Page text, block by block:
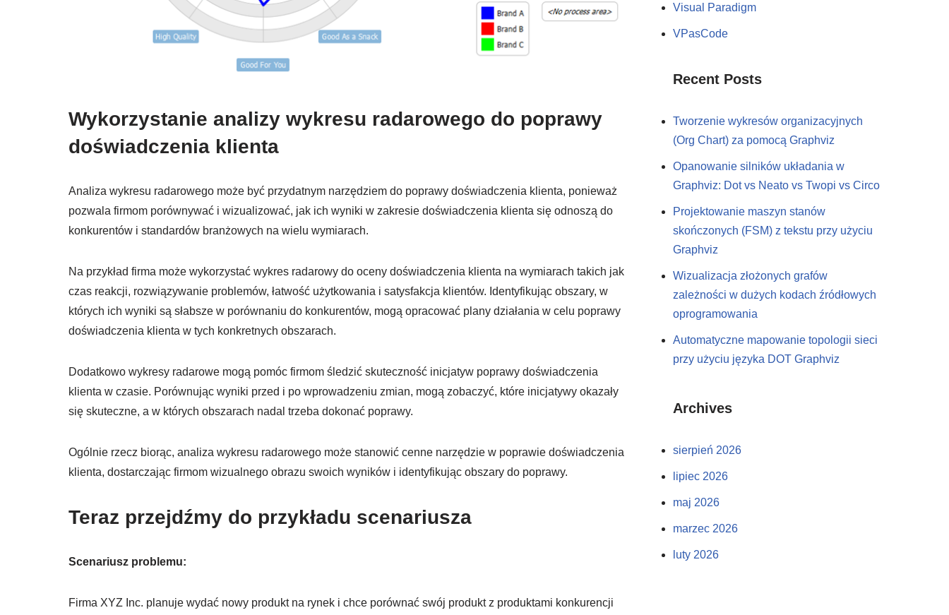
Wykorzystanie analizy wykresu radarowego do poprawy
doświadczenia klienta
Analiza wykresu radarowego może być przydatnym narzędziem do poprawy doświadczenia klienta, ponieważ
pozwala firmom porównywać i wizualizować, jak ich wyniki w zakresie doświadczenia klienta się odnoszą do
konkurentów i standardów branżowych na wielu wymiarach.
Na przykład firma może wykorzystać wykres radarowy do oceny doświadczenia klienta na wymiarach takich jak
czas reakcji, rozwiązywanie problemów, łatwość użytkowania i satysfakcja klientów. Identyfikując obszary, w
których ich wyniki są słabsze w porównaniu do konkurentów, mogą opracować plany działania w celu poprawy
doświadczenia klienta w tych konkretnych obszarach.
Dodatkowo wykresy radarowe mogą pomóc firmom śledzić skuteczność inicjatyw poprawy doświadczenia
klienta w czasie. Porównując wyniki przed i po wprowadzeniu zmian, mogą zobaczyć, które inicjatywy okazały
się skuteczne, a w których obszarach nadal trzeba dokonać poprawy.
Ogólnie rzecz biorąc, analiza wykresu radarowego może stanowić cenne narzędzie w poprawie doświadczenia
klienta, dostarczając firmom wizualnego obrazu swoich wyników i identyfikując obszary do poprawy.
Teraz przejdźmy do przykładu scenariusza
Scenariusz problemu:
Firma XYZ Inc. planuje wydać nowy produkt na rynek i chce porównać swój produkt z produktami konkurencji
Visual Paradigm
VPasCode
Recent Posts
Tworzenie wykresów organizacyjnych
(Org Chart) za pomocą Graphviz
Opanowanie silników układania w
Graphviz: Dot vs Neato vs Twopi vs Circo
Projektowanie maszyn stanów
skończonych (FSM) z tekstu przy użyciu
Graphviz
Wizualizacja złożonych grafów
zależności w dużych kodach źródłowych
oprogramowania
Automatyczne mapowanie topologii sieci
przy użyciu języka DOT Graphviz
Archives
sierpień 2026
lipiec 2026
maj 2026
marzec 2026
luty 2026